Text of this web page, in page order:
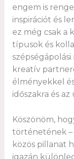
engem is
inspirációt és
ez még csak a
típusok és
kreatív
élményekkel
időszakra és az
Köszönöm,
történetének –
közös pillanat
igazán